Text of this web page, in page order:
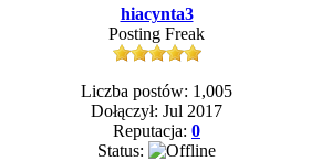
hiacynta3
Posting Freak
Liczba postów: 1,005
Dołączył: Jul 2017
Reputacja: 0
Status: